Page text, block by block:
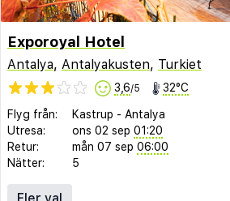
Exporoyal Hotel
Antalya, Antalyakusten, Turkiet
3,6/5 32°C
Flyg från: Kastrup - Antalya
Utresa:
ons 02 sep 01:20
Retur:
mån 07 sep 06:00
Nätter:
5